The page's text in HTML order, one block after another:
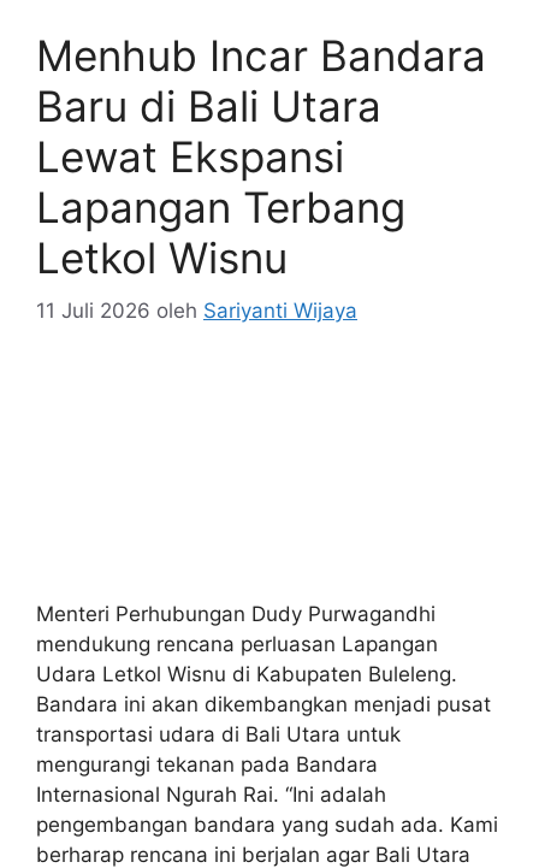
Menhub Incar Bandara
Baru di Bali Utara
Lewat Ekspansi
Lapangan Terbang
Letkol Wisnu
11 Juli 2026 oleh Sariyanti Wijaya
Menteri Perhubungan Dudy Purwagandhi
mendukung rencana perluasan Lapangan
Udara Letkol Wisnu di Kabupaten Buleleng.
Bandara ini akan dikembangkan menjadi pusat
transportasi udara di Bali Utara untuk
mengurangi tekanan pada Bandara
Internasional Ngurah Rai. “Ini adalah
pengembangan bandara yang sudah ada. Kami
berharap rencana ini berjalan agar Bali Utara